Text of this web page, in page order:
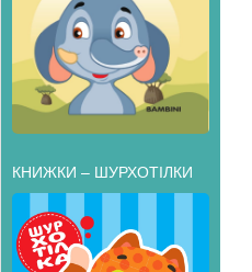
КНИЖКИ – ШУРХОТІЛКИ